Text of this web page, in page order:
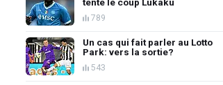
789
Un cas qui fait parler au Lotto
Park: vers la sortie?
543